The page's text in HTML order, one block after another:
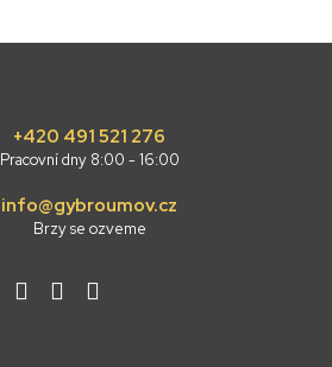
+420 491 521 276
Pracovní dny 8:00 - 16:00
info@gybroumov.cz
Brzy se ozveme